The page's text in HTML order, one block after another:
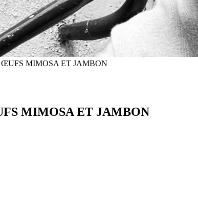
MIMOSA ET JAMBON
MIMOSA ET JAMBON